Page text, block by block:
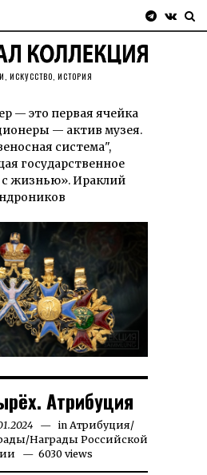
ИСКУССТВО, ИСТОРИЯ
— это первая ячейка
— актив музея.
система",
государственное
жизнью». Ираклий
Атрибуция
23.11.2024
in Атрибуция/
/Награды Российской
6030 views